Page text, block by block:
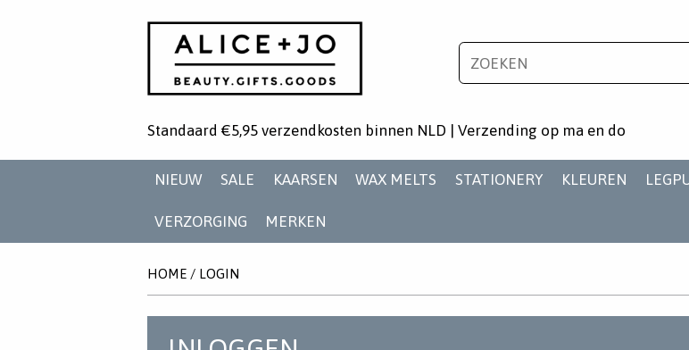
Standaard €5,95 verzendkosten binnen NLD | Verzending op ma en do
NIEUW SALE KAARSEN WAX MELTS STATIONERY KLEUREN
VERZORGING MERKEN
HOME/ LOGIN
NIEUWSBRIEF
Wil je als eerste op de hoogste zijn
nieuws en aanbiedingen?
AANMELDEN